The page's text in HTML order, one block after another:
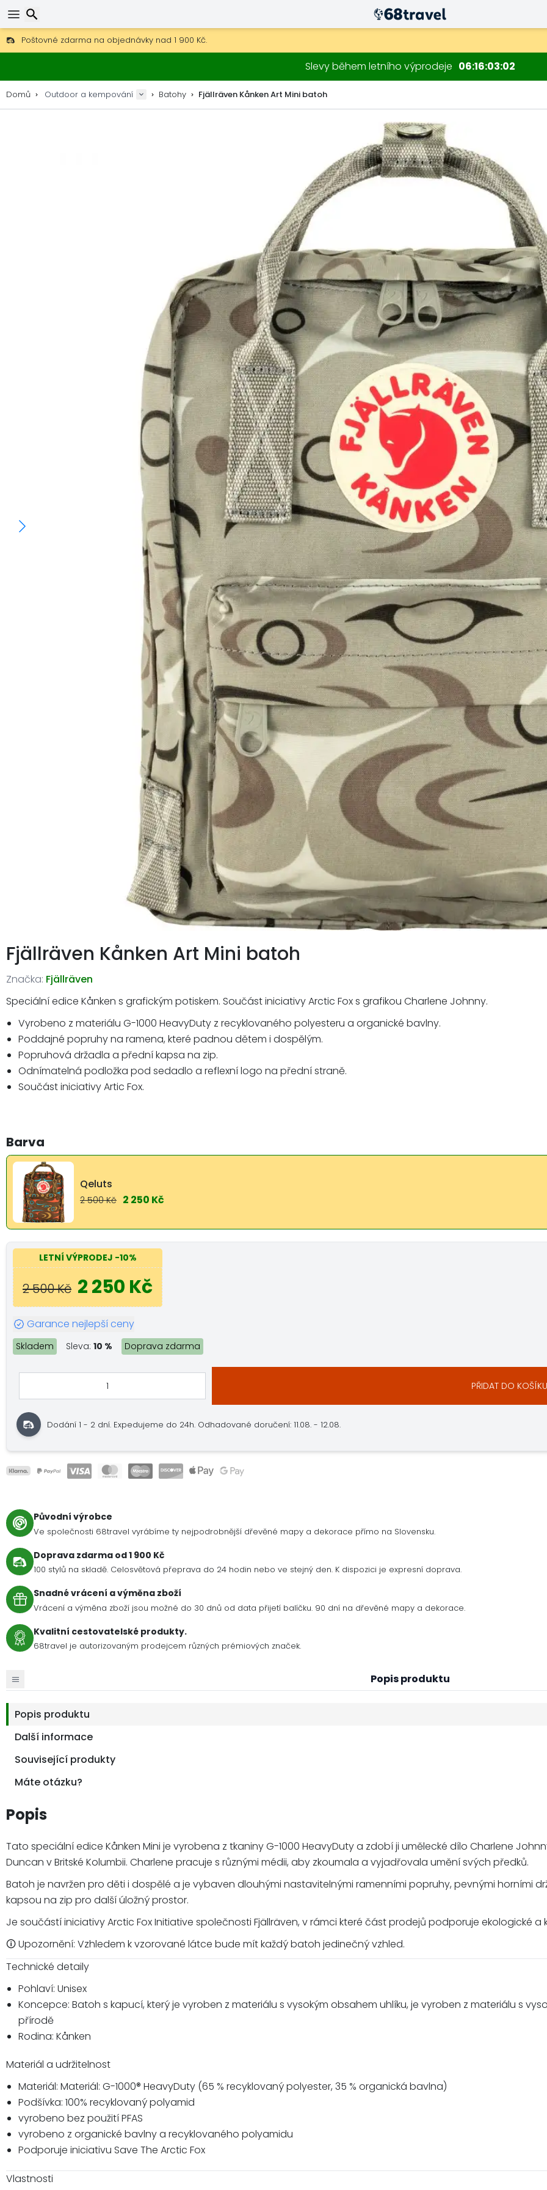
Poštovné zdarma na objednávky nad 1 900 Kč.
30 dní na vrácení, 90 dní na dřevěné mapy a dekorace.
Nejlepší ceny na outdoor vybavení a doplňky.
Slevy během letního výprodeje 06160301
Domů Outdoor a kempování Batohy Fjällräven Kånken Art Mini batoh
Fjällräven Kånken Art Mini batoh
Značka: Fjällräven
Speciální edice Kånken s grafickým potiskem. Součást iniciativy Arctic Fox s grafikou Charlene Johnny.
Vyrobeno z materiálu G-1000 HeavyDuty z recyklovaného polyesteru a organické bavlny.
Poddajné popruhy na ramena, které padnou dětem i dospělým.
Popruhová držadla a přední kapsa na zip.
Odnímatelná podložka pod sedadlo a reflexní logo na přední straně.
Součást iniciativy Artic Fox.
Barva
Qeluts
2 500 Kč 2 250 Kč
LETNÍ VÝPRODEJ -10%
2 500 Kč 2 250 Kč
Garance nejlepší ceny
Skladem Sleva: 10 % Doprava zdarma
PŘIDAT DO
Dodání 1 - 2 dní. Expedujeme do 24h. Odhadované doručení: 11.08. - 12.08.
Původní výrobce
Ve společnosti 68travel vyrábíme ty nejpodrobnější dřevěné mapy a dekorace přímo na Slovensku.
Doprava zdarma od 1 900 Kč
100 stylů na skladě. Celosvětová přeprava do 24 hodin nebo ve stejný den. K dispozici je expresní doprava.
Snadné vrácení a výměna zboží
Vrácení a výměna zboží jsou možné do 30 dnů od data přijetí balíčku. 90 dní na dřevěné mapy a dekorace.
Kvalitní cestovatelské produkty.
68travel je autorizovaným prodejcem různých prémiových značek.
Popis produktu
Popis produktu
Další informace
Související produkty
Máte otázku?
Popis
Tato speciální edice Kånken Mini je vyrobena z tkaniny G-1000 HeavyDuty a zdobí ji umělecké dílo Charlene
Duncan v Britské Kolumbii. Charlene pracuje s různými médii, aby zkoumala a vyjadřovala umění svých předků.
Batoh je navržen pro děti i dospělé a je vybaven dlouhými nastavitelnými ramenními popruhy, pevnými horními
kapsou na zip pro další úložný prostor.
Je součástí iniciativy Arctic Fox Initiative společnosti Fjällräven, v rámci které část prodejů podporuje ekologické a
🛈 Upozornění: Vzhledem k vzorované látce bude mít každý batoh jedinečný vzhled.
Technické detaily
Pohlaví: Unisex
Koncepce: Batoh s kapucí, který je vyroben z materiálu s vysokým obsahem uhlíku, je vyroben z materiálu s
přírodě
Rodina: Kånken
Materiál a udržitelnost
Materiál: Materiál: G-1000® HeavyDuty (65 % recyklovaný polyester, 35 % organická bavlna)
Podšívka: 100% recyklovaný polyamid
vyrobeno bez použití PFAS
vyrobeno z organické bavlny a recyklovaného polyamidu
Podporuje iniciativu Save The Arctic Fox
Vlastnosti
Hledat